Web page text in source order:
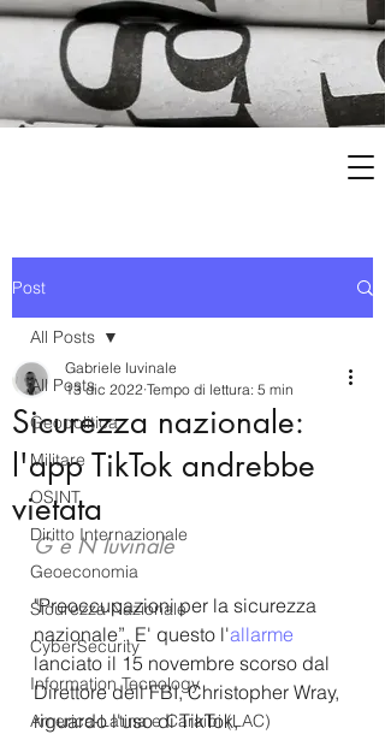
Post
All Posts
Geopolitica
Militare
OSINT
Diritto Internazionale
Geoeconomia
Sicurezza Nazionale
CyberSecurity
Information Tecnology
America-Latina e Caraibi (LAC)
All Posts
Sicurezza nazionale:
l'app TikTok andrebbe
vietata
Gabriele Iuvinale
13 dic 2022 Tempo di lettura: 5 min
G e N Iuvinale
"Preoccupazioni per la sicurezza
nazionale”. E' questo l'allarme
lanciato il 15 novembre scorso dal
Direttore dell'FBI, Christopher Wray,
riguardo l'uso di TikTok,